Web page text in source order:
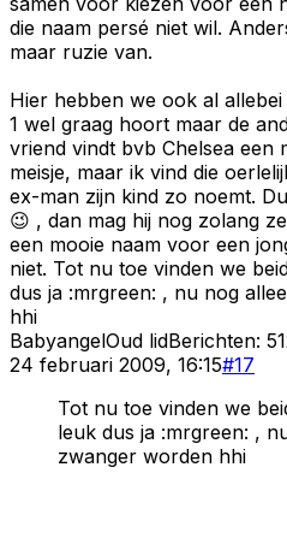
die naam persé niet wil.
maar ruzie van.
Hier hebben we ook al
1 wel graag hoort maar de
vriend vindt bvb Chelsea een
meisje, maar ik vind die
ex-man zijn kind zo noemt.
😉 , dan mag hij nog zolang
een mooie naam voor een
niet. Tot nu toe vinden we
dus ja :mrgreen: , nu nog
hhi
BabyangelOud lidBerichten:
24 februari 2009, 16:15#17
Tot nu toe vinden we
leuk dus ja :mrgreen: ,
zwanger worden hhi